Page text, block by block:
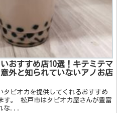
おすすめ店10選！キテミテマ
外と知られていないアノお店
タピオカを提供してくれるおすすめ
す。 松戸市はタピオカ屋さんが豊富
な...